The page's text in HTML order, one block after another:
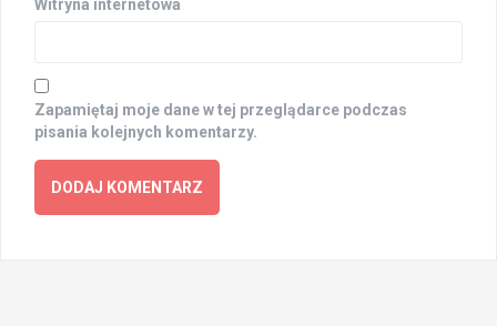
Witryna internetowa
Zapamiętaj moje dane w tej przeglądarce podczas
pisania kolejnych komentarzy.